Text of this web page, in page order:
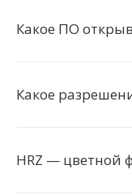
Какое ПО
Какое
HRZ — цветной